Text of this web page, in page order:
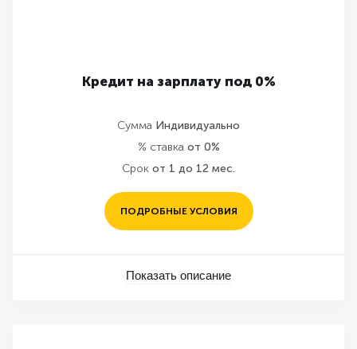
Кредит на зарплату под 0%
Сумма Индивидуально
% ставка от 0%
Срок от 1 до 12 мес.
ПОДРОБНЫЕ УСЛОВИЯ
Показать описание